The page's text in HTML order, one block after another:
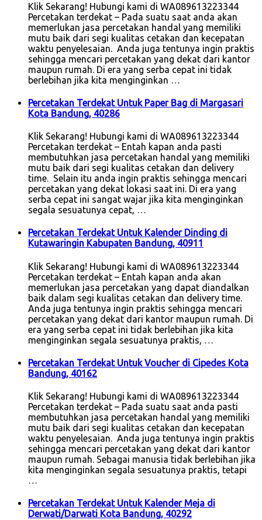
Klik Sekarang! Hubungi kami di WA089613223344
Percetakan terdekat – Pada suatu saat anda akan
memerlukan jasa percetakan handal yang memiliki
mutu baik dari segi kualitas cetakan dan kecepatan
waktu penyelesaian. Anda juga tentunya ingin praktis
sehingga mencari percetakan yang dekat dari kantor
maupun rumah. Di era yang serba cepat ini tidak
berlebihan jika kita menginginkan …
Percetakan Terdekat Untuk Paper Bag di Margasari
Kota Bandung, 40286
Klik Sekarang! Hubungi kami di WA089613223344
Percetakan terdekat – Entah kapan anda pasti
membutuhkan jasa percetakan handal yang memiliki
mutu baik dari segi kualitas cetakan dan delivery
time. Selain itu anda ingin praktis sehingga mencari
percetakan yang dekat lokasi saat ini. Di era yang
serba cepat ini sangat wajar jika kita menginginkan
segala sesuatunya cepat, …
Percetakan Terdekat Untuk Kalender Dinding di
Kutawaringin Kabupaten Bandung, 40911
Klik Sekarang! Hubungi kami di WA089613223344
Percetakan terdekat – Entah kapan anda akan
memerlukan jasa percetakan yang dapat diandalkan
baik dalam segi kualitas cetakan dan delivery time.
Anda juga tentunya ingin praktis sehingga mencari
percetakan yang dekat dari kantor maupun rumah. Di
era yang serba cepat ini tidak berlebihan jika kita
menginginkan segala sesuatunya praktis, …
Percetakan Terdekat Untuk Voucher di Cipedes Kota
Bandung, 40162
Klik Sekarang! Hubungi kami di WA089613223344
Percetakan terdekat – Pada suatu saat anda pasti
membutuhkan jasa percetakan handal yang memiliki
mutu baik dari segi kualitas cetakan dan kecepatan
waktu penyelesaian. Anda juga tentunya ingin praktis
sehingga mencari percetakan yang dekat dari kantor
maupun rumah. Sebagai manusia tidak berlebihan jika
kita menginginkan segala sesuatunya praktis, tetapi
…
Percetakan Terdekat Untuk Kalender Meja di
Derwati/Darwati Kota Bandung, 40292